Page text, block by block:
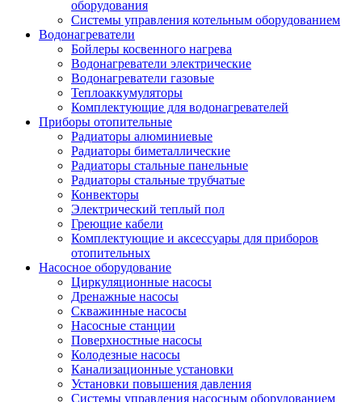
оборудования
Системы управления котельным оборудованием
Водонагреватели
Бойлеры косвенного нагрева
Водонагреватели электрические
Водонагреватели газовые
Теплоаккумуляторы
Комплектующие для водонагревателей
Приборы отопительные
Радиаторы алюминиевые
Радиаторы биметаллические
Радиаторы стальные панельные
Радиаторы стальные трубчатые
Конвекторы
Электрический теплый пол
Греющие кабели
Комплектующие и аксессуары для приборов
отопительных
Насосное оборудование
Циркуляционные насосы
Дренажные насосы
Скважинные насосы
Насосные станции
Поверхностные насосы
Колодезные насосы
Канализационные установки
Установки повышения давления
Системы управления насосным оборудованием